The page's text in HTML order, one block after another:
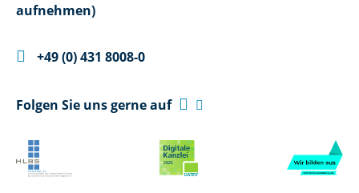
aufnehmen)
 +49 (0) 431 8008-0
Folgen Sie uns gerne auf  